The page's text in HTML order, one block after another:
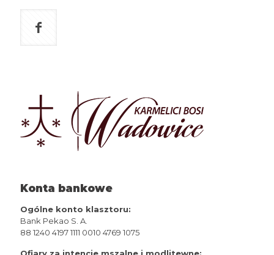
Konta bankowe
Ogólne konto klasztoru:
Bank Pekao S. A.
88 1240 4197 1111 0010 4769 1075